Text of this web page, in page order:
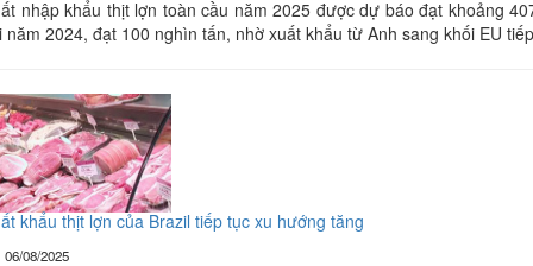
nhập khẩu thịt lợn toàn cầu năm 2025 được dự báo đạt khoảng
năm 2024, đạt 100 nghìn tấn, nhờ xuất khẩu từ Anh sang khối EU
khẩu thịt lợn của Brazil tiếp tục xu hướng tăng
08/2025